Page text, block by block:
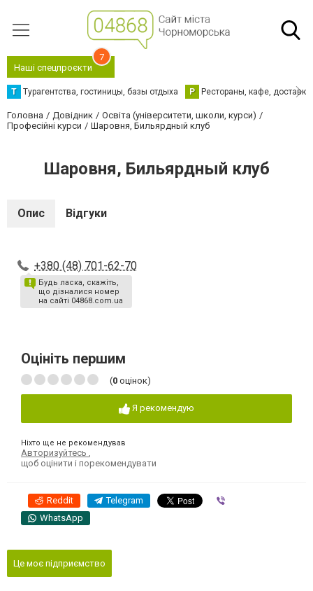
Наші спецпроєкти
7
Т Турагентства, гостиницы, базы отдыха Р Рестораны, кафе,
Головна Довідник
Освіта (університети, школи, курси)
Професійні курси
Шаровня, Бильярдный клуб
Шаровня, Бильярдный клуб
Опис Відгуки
+380 (48) 701-62-70
Будь ласка, скажіть,
що дізналися номер
на сайті 04868.com.ua
Оцініть першим
(0 оцінок)
Я рекомендую
Ніхто ще не рекомендував
Авторизуйтесь
щоб оцінити і порекомендувати
Reddit Telegram
WhatsApp
Це моє підприємство